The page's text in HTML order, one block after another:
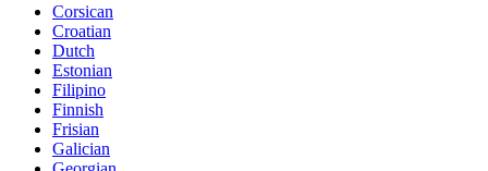
Corsican
Croatian
Dutch
Estonian
Filipino
Finnish
Frisian
Galician